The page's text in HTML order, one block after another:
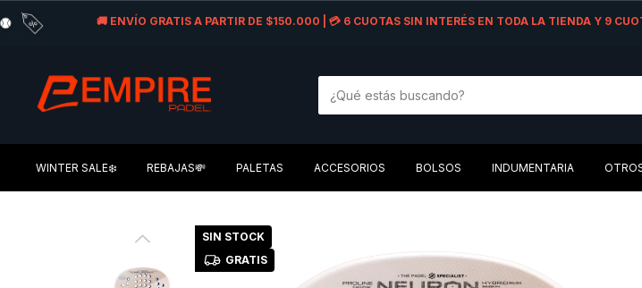
🚚 ENVÍO GRATIS A PARTIR DE $150.000 | 💳 6 CUOTAS SIN INTERÉS EN TODA LA TIENDA Y 9
WINTER SALE❄️ REBAJAS💸 PALETAS ACCESORIOS BOLSOS INDUMENTARIA
SIN STOCK
GRATIS